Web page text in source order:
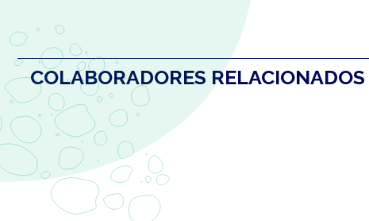
COLABORADORES RELACIONADOS